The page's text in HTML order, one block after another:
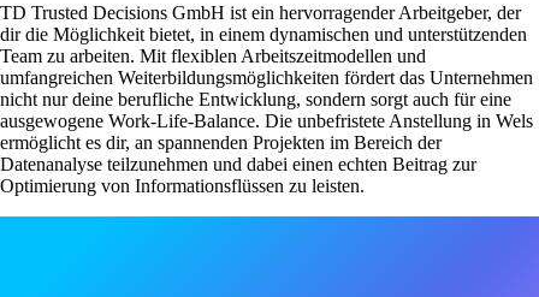
TD Trusted Decisions GmbH ist ein hervorragender Arbeitgeber, der
dir die Möglichkeit bietet, in einem dynamischen und unterstützenden
Team zu arbeiten. Mit flexiblen Arbeitszeitmodellen und
umfangreichen Weiterbildungsmöglichkeiten fördert das Unternehmen
nicht nur deine berufliche Entwicklung, sondern sorgt auch für eine
ausgewogene Work-Life-Balance. Die unbefristete Anstellung in Wels
ermöglicht es dir, an spannenden Projekten im Bereich der
Datenanalyse teilzunehmen und dabei einen echten Beitrag zur
Optimierung von Informationsflüssen zu leisten.